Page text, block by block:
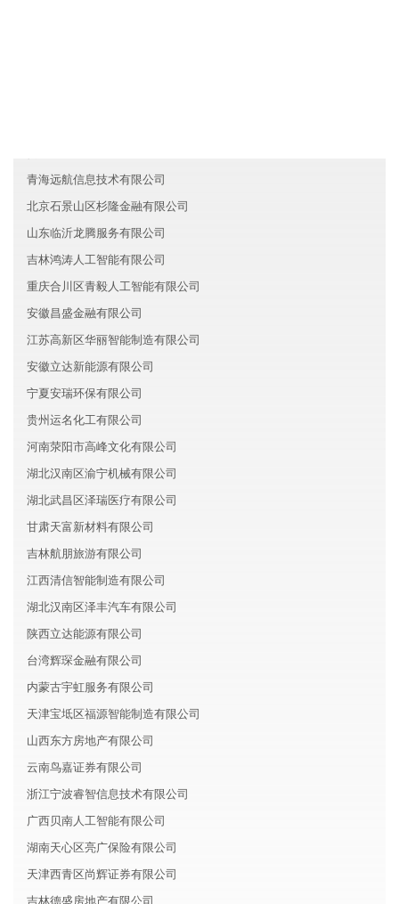
青海远航信息技术有限公司
北京石景山区杉隆金融有限公司
山东临沂龙腾服务有限公司
吉林鸿涛人工智能有限公司
重庆合川区青毅人工智能有限公司
安徽昌盛金融有限公司
江苏高新区华丽智能制造有限公司
安徽立达新能源有限公司
宁夏安瑞环保有限公司
贵州运名化工有限公司
河南荥阳市高峰文化有限公司
湖北汉南区渝宁机械有限公司
湖北武昌区泽瑞医疗有限公司
甘肃天富新材料有限公司
吉林航朋旅游有限公司
江西清信智能制造有限公司
湖北汉南区泽丰汽车有限公司
陕西立达能源有限公司
台湾辉琛金融有限公司
内蒙古宇虹服务有限公司
天津宝坻区福源智能制造有限公司
山西东方房地产有限公司
云南鸟嘉证券有限公司
浙江宁波睿智信息技术有限公司
广西贝南人工智能有限公司
湖南天心区亮广保险有限公司
天津西青区尚辉证券有限公司
吉林德盛房地产有限公司